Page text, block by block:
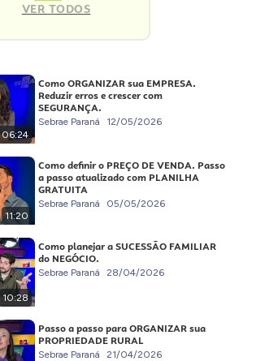
VER TODOS
06:24
Como ORGANIZAR sua EMPRESA.
Reduzir erros e crescer com
SEGURANÇA.
Sebrae Paraná 12/05/2026
11:20
Como definir o PREÇO DE VENDA. Passo
a passo atualizado com PLANILHA
GRATUITA
Sebrae Paraná 05/05/2026
10:28
Como planejar a SUCESSÃO FAMILIAR
do NEGÓCIO.
Sebrae Paraná 28/04/2026
Passo a passo para ORGANIZAR sua
PROPRIEDADE RURAL
Sebrae Paraná 21/04/2026